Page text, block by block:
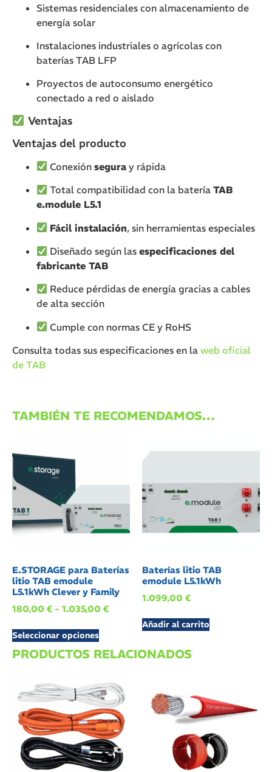
Sistemas residenciales con almacenamiento de
energía solar
Instalaciones industriales o agrícolas con
baterías TAB LFP
Proyectos de autoconsumo energético
conectado a red o aislado
Ventajas
Ventajas del producto
Conexiónsegura y rápida
Total compatibilidad con la bateríaTAB
e.module L5.1
Fácil instalación, sin herramientas especiales
Diseñado según lasespecificaciones del
fabricante TAB
Reduce pérdidas de energía gracias a cables
de alta sección
Cumple con normas CE y RoHS
Consulta todas sus especificaciones en la web oficial
de TAB
TAMBIÉN TE RECOMENDAMOS…
E.STORAGE para Baterías
litio TAB emodule
L5.1kWh Clever y Family
180,00 € - 1.035,00 €
Seleccionar opciones
Baterías litio TAB
emodule L5.1kWh
1.099,00 €
Añadir al carrito
PRODUCTOS RELACIONADOS